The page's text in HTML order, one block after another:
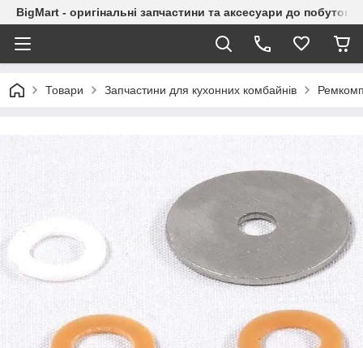
BigMart - оригінальні запчастини та аксесуари до побутової
Товари Запчастини для кухонних комбайнів